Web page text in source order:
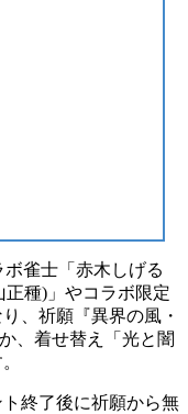
雀士「赤木しげる
種)」やコラボ限定
、祈願『異界の風・
、着せ替え「光と闇
終了後に祈願から無